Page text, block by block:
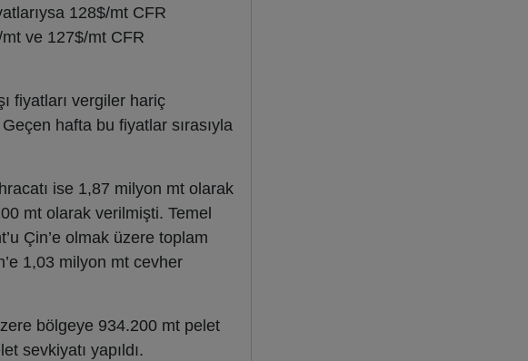
128$/mt CFR
ve 127$/mt CFR
fiyatları vergiler hariç
hafta bu fiyatlar sırasıyla
ise 1,87 milyon mt olarak
mt olarak verilmişti. Temel
Çin’e olmak üzere toplam
1,03 milyon mt cevher
bölgeye 934.200 mt pelet
sevkiyatı yapıldı.